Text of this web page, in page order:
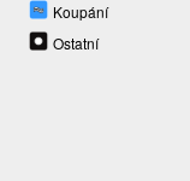
Koupání
Ostatní